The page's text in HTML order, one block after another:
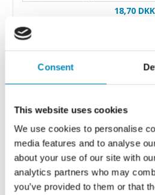
Consent
This website uses cookies
We use cookies to personalise
media features and to analyse
about your use of our site with
analytics partners who may
you’ve provided to them or that
18,70 DKK